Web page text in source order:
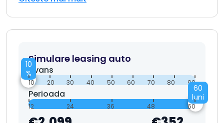
Simulare leasing auto
Avans
10
%
10 20 30 40 50 60 70 80 90
Perioada
60
luni
12 24 36 48 60